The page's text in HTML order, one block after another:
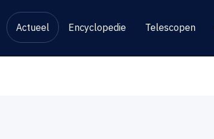
Actueel Encyclopedie Telescopen